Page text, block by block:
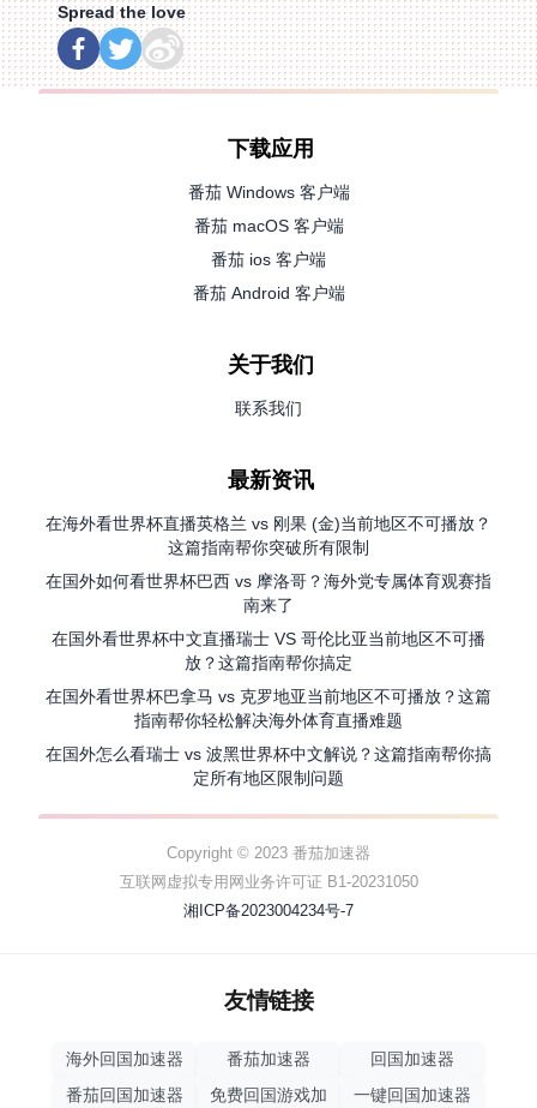
Spread the love
下载应用
番茄 Windows 客户端
番茄 macOS 客户端
番茄 ios 客户端
番茄 Android 客户端
关于我们
联系我们
最新资讯
在海外看世界杯直播英格兰 vs 刚果 (金)当前地区不可播放？
这篇指南帮你突破所有限制
在国外如何看世界杯巴西 vs 摩洛哥？海外党专属体育观赛指
南来了
在国外看世界杯中文直播瑞士 VS 哥伦比亚当前地区不可播
放？这篇指南帮你搞定
在国外看世界杯巴拿马 vs 克罗地亚当前地区不可播放？这篇
指南帮你轻松解决海外体育直播难题
在国外怎么看瑞士 vs 波黑世界杯中文解说？这篇指南帮你搞
定所有地区限制问题
Copyright © 2023 番茄加速器
互联网虚拟专用网业务许可证 B1-20231050
湘ICP备2023004234号-7
友情链接
海外回国加速器 番茄加速器
回国加速器
番茄回国加速器
免费回国游戏加 一键回国加速器